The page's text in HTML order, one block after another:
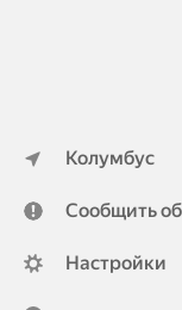
Колумбус
Сообщить
Настройки